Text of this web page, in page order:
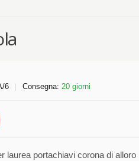
6 Consegna: 20 giorni
laurea portachiavi corona di